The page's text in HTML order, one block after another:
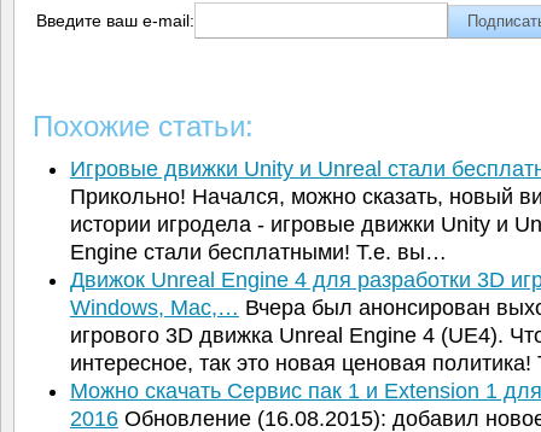
Введите ваш e-mail:
Похожие статьи:
Игровые движки Unity и Unreal стали
Прикольно! Начался, можно сказать, новый
истории игродела - игровые движки Unity и
Engine стали бесплатными! Т.е. вы…
Движок Unreal Engine 4 для разработки 3D
Windows, Mac,… Вчера был анонсирован
игрового 3D движка Unreal Engine 4 (UE4).
интересное, так это новая ценовая
Можно скачать Сервис пак 1 и Extension 1
2016Обновление (16.08.2015): добавил